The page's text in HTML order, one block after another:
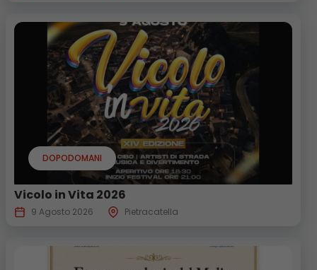
DOPODOMANI
Vicolo in Vita 2026
9 Agosto 2026 Pietracatella